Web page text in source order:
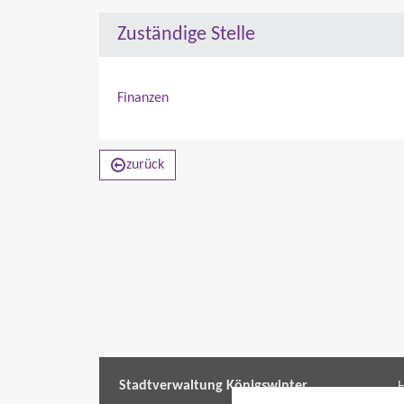
Zuständige Stelle
Finanzen
zurück
Stadtverwaltung Königswinter